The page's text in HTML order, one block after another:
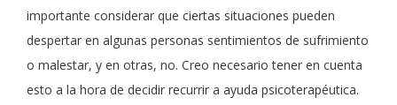
importante considerar que ciertas situaciones pueden
despertar en algunas personas sentimientos de sufrimiento
o malestar, y en otras, no. Creo necesario tener en cuenta
esto a la hora de decidir recurrir a ayuda psicoterapéutica.